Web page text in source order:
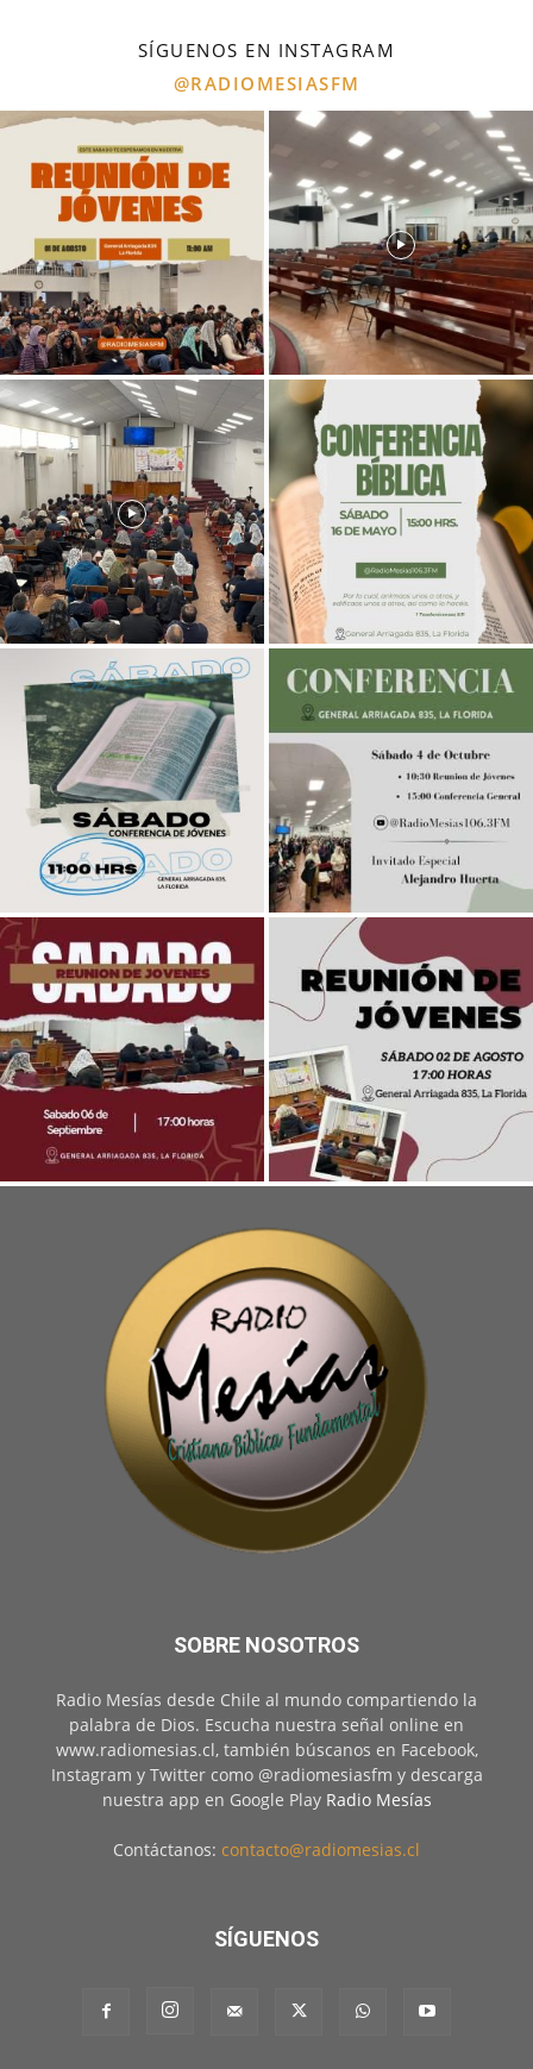
SÍGUENOS EN INSTAGRAM
@RADIOMESIASFM
SOBRE NOSOTROS
Radio Mesías desde Chile al mundo compartiendo la
palabra de Dios. Escucha nuestra señal online en
www.radiomesias.cl, también búscanos en Facebook,
Instagram y Twitter como @radiomesiasfm y descarga
nuestra app en Google Play Radio Mesías
Contáctanos: contacto@radiomesias.cl
SÍGUENOS